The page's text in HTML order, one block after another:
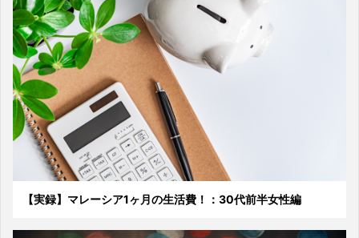
【実録】マレーシア1ヶ月の生活費！：30代前半女性編